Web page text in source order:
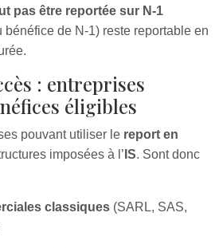
pas être reportée sur N‑1
bénéfice de N‑1) reste reportable en
: entreprises
éligibles
pouvant utiliser le report en
imposées à l’ IS. Sont donc
classiques (SARL, SAS,